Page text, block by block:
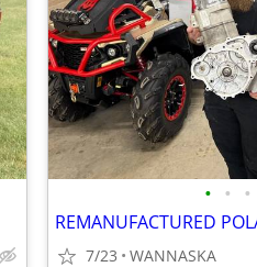
• • •
REMANUFACTURED
7/23 WANNASKA